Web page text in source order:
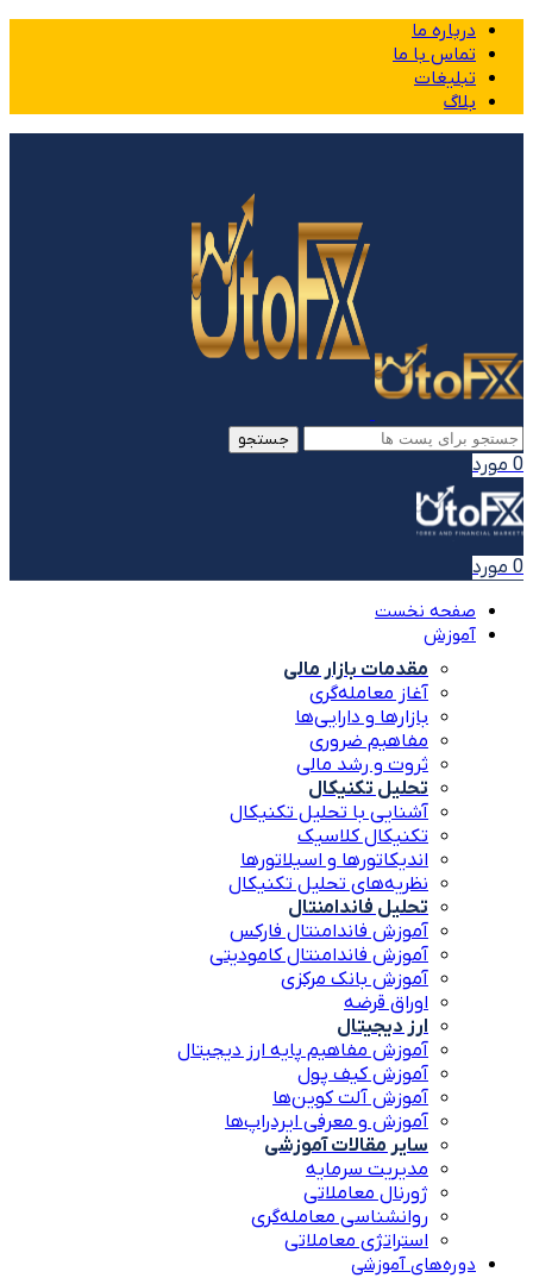
درباره ما
تماس با ما
تبلیغات
بلاگ
جستجو
0 مورد
0 مورد
صفحه نخست
آموزش
مقدمات بازار مالی
آغاز معامله‌گری
بازارها و دارایی‌ها
مفاهیم ضروری
ثروت و رشد مالی
تحلیل تکنیکال
آشنایی با تحلیل تکنیکال
تکنیکال کلاسیک
اندیکاتورها و اسیلاتورها
نظریه‌های تحلیل تکنیکال
تحلیل فاندامنتال
آموزش فاندامنتال فارکس
آموزش فاندامنتال کامودیتی
آموزش بانک مرکزی
اوراق قرضه
ارز دیجیتال
آموزش مفاهیم پایه ارز دیجیتال
آموزش کیف پول
آموزش آلت کوین‌ها
آموزش و معرفی ایردراپ‌ها
سایر مقالات آموزشی
مدیریت سرمایه
ژورنال معاملاتی
روانشناسی معامله‌گری
استراتژی معاملاتی
دوره‌های آموزشی